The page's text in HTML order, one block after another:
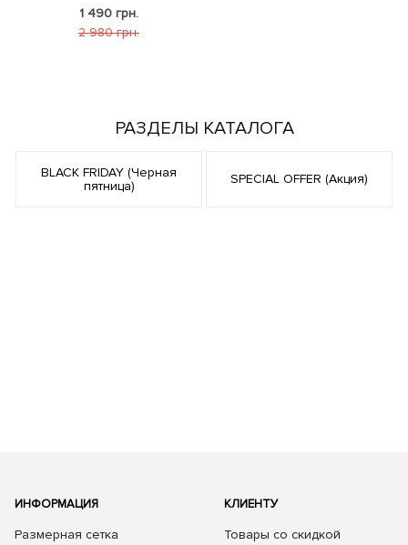
1 490 грн.
2 980 грн.
РАЗДЕЛЫ КАТАЛОГА
BLACK FRIDAY (Черная
пятница)
SPECIAL OFFER (Акция)
ИНФОРМАЦИЯ
Размерная сетка
КЛИЕНТУ
Товары со скидкой